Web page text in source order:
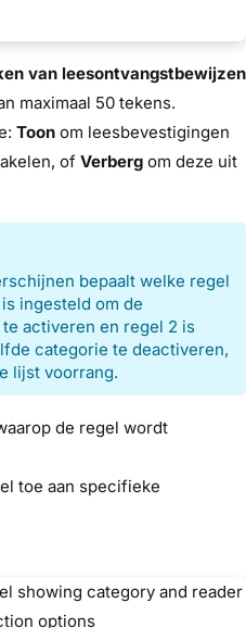
van leesontvangstbewijzen
maximaal 50 tekens.
Toon om leesbevestigingen
of Verberg om deze uit
bepaalt welke regel
ingesteld om de
activeren en regel 2 is
categorie te deactiveren,
lijst voorrang.
de regel wordt
toe aan specifieke